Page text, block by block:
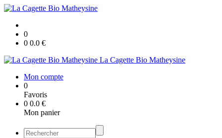
0
0 0.0 €
La Cagette Bio Matheysine
Mon compte
0
Favoris
0 0.0 €
Mon panier